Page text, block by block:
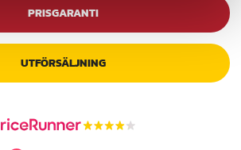
PRISGARANTI
UTFÖRSÄLJNING